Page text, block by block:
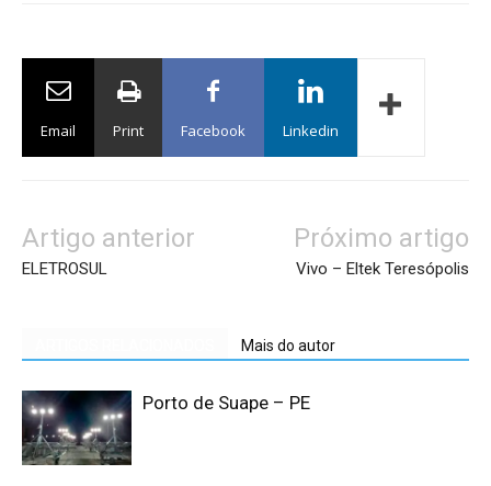
Email Print Facebook Linkedin
Artigo anterior
ELETROSUL
Próximo artigo
Vivo – Eltek Teresópolis
Mais do autor
Porto de Suape – PE